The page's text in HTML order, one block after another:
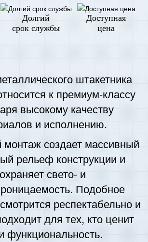
Долгий
срок службы
Доступная
цена
штакетника
к премиум-классу
высокому качеству
и исполнению.
создает массивный
рельеф конструкции и
свето- и
Подобное
респектабельно и
для тех, кто ценит
функциональность.